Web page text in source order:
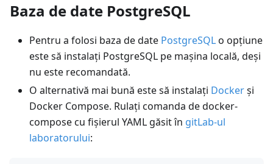
Baza de date PostgreSQL
Pentru a folosi baza de date PostgreSQLo opțiune
este să instalați PostgreSQL pe mașina locală, deși
nu este recomandată.
O alternativă mai bună este să instalați Dockerși
Docker Compose. Rulați comanda de docker-
compose cu fișierul YAML găsit în gitLab-ul
laboratorului: